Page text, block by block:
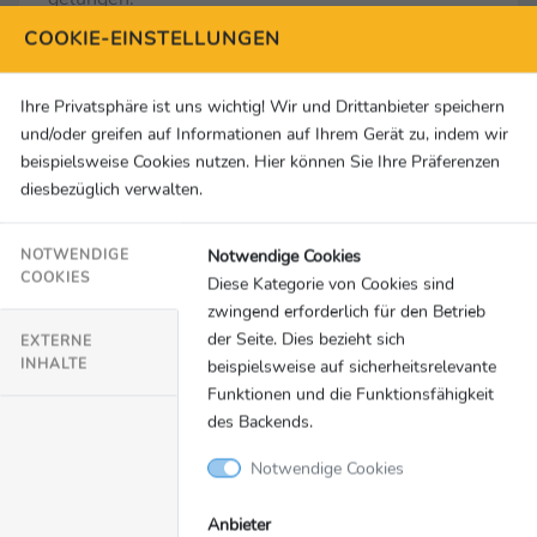
… zum Vergleich mit seinem Bruder:
hinweg natürlich ein Stück weit torgefährlicher,
von daher bin ich da noch ein bisschen in der
Aufholjagd.“
… zur Feier mit den Fans:
glaube seit Mitte Dezember gegen Leipzig. Von
daher ist das heute schon Balsam für die Seele.“
Aljoscha Kemlein (1. FC Union Berlin)
… zum Gefühl nach dem Sieg:„Tut super gut. Wir
haben lange auf diesen Moment gewartet und viel
dafür gearbeitet. Heute hat es sich endlich
belohnt. Das fühlt sich super an.“
… zu seinem ersten Assist im 38. Bundesligaspiel:
COOKIE-EINSTELLUNGEN
Ihre Privatsphäre ist uns wichtig! Wir und Drittanbieter speichern
und/oder greifen auf Informationen auf Ihrem Gerät zu, indem wir
beispielsweise Cookies nutzen. Hier können Sie Ihre Präferenzen
diesbezüglich verwalten.
NOTWENDIGE
COOKIES
EXTERNE
INHALTE
Notwendige Cookies
Diese Kategorie von Cookies sind
zwingend erforderlich für den Betrieb
der Seite. Dies bezieht sich
beispielsweise auf sicherheitsrelevante
Funktionen und die Funktionsfähigkeit
des Backends.
Notwendige Cookies
Anbieter